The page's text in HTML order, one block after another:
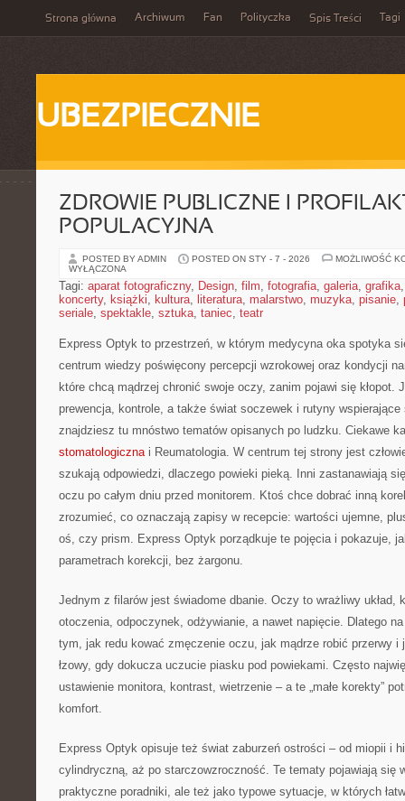
Strona główna Archiwum Fan Polityczka Spis Treści Tagi
UBEZPIECZNIE
ZDROWIE PUBLICZNE I
POPULACYJNA
POSTED BY ADMIN POSTED ON STY - 7 - 2026
MOŻLIWOŚĆ
WYŁĄCZONA
Tagi: aparat fotograficzny, Design, film, fotografia, galeria, grafika
koncerty, książki, kultura, literatura, malarstwo, muzyka, pisanie,
seriale, spektakle, sztuka, taniec, teatr
Express Optyk to przestrzeń, w którym medycyna oka spotyka
centrum wiedzy poświęcony percepcji wzrokowej oraz kondycji
które chcą mądrzej chronić swoje oczy, zanim pojawi się kłopot.
prewencja, kontrole, a także świat soczewek i rutyny wspierające
znajdziesz tu mnóstwo tematów opisanych po ludzku. Ciekawe
stomatologicznai Reumatologia. W centrum tej strony jest
szukają odpowiedzi, dlaczego powieki pieką. Inni zastanawiają
oczu po całym dniu przed monitorem. Ktoś chce dobrać inną
zrozumieć, co oznaczają zapisy w recepcie: wartości ujemne,
oś, czy prism. Express Optyk porządkuje te pojęcia i pokazuje,
parametrach korekcji, bez żargonu.
Jednym z filarów jest świadome dbanie. Oczy to wrażliwy układ,
otoczenia, odpoczynek, odżywianie, a nawet napięcie. Dlatego
tym, jak redu kować zmęczenie oczu, jak mądrze robić przerwy i
łzowy, gdy dokucza uczucie piasku pod powiekami. Często
ustawienie monitora, kontrast, wietrzenie – a te „małe korekty”
komfort.
Express Optyk opisuje też świat zaburzeń ostrości – od miopii i
cylindryczną, aż po starczowzroczność. Te tematy pojawiają się
praktyczne poradniki, ale też jako typowe sytuacje, w których